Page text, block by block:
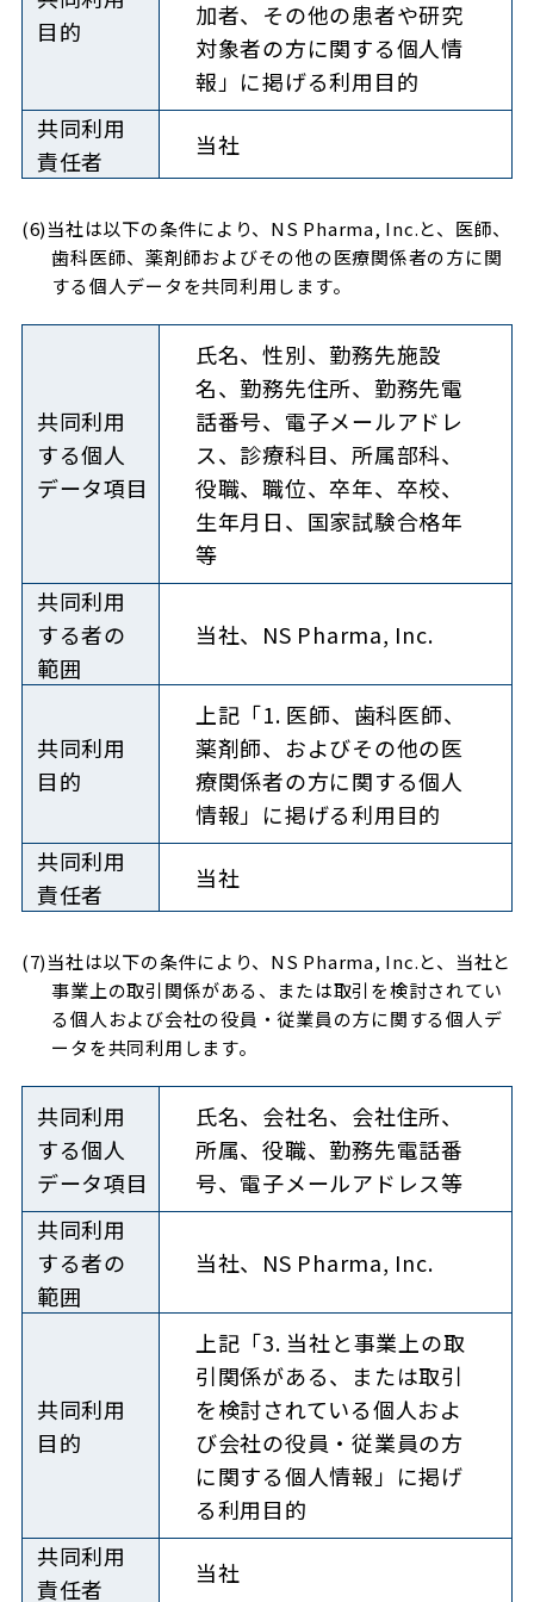
目的
加者、その他の患者や研究
対象者の方に関する個人情
報」に掲げる利用目的
共同利用
責任者
当社
(6)当社は以下の条件により、NS Pharma, Inc.と、医師、
歯科医師、薬剤師およびその他の医療関係者の方に関
する個人データを共同利用します。
共同利用
する個人
データ項目
氏名、性別、勤務先施設
名、勤務先住所、勤務先電
話番号、電子メールアドレ
ス、診療科目、所属部科、
役職、職位、卒年、卒校、
生年月日、国家試験合格年
等
共同利用
する者の
範囲
当社、NS Pharma, Inc.
共同利用
目的
上記「1. 医師、歯科医師、
薬剤師、およびその他の医
療関係者の方に関する個人
情報」に掲げる利用目的
共同利用
責任者
当社
(7)当社は以下の条件により、NS Pharma, Inc.と、当社と
事業上の取引関係がある、または取引を検討されてい
る個人および会社の役員・従業員の方に関する個人デ
ータを共同利用します。
共同利用
する個人
データ項目
氏名、会社名、会社住所、
所属、役職、勤務先電話番
号、電子メールアドレス等
共同利用
する者の
範囲
当社、NS Pharma, Inc.
共同利用
目的
上記「3. 当社と事業上の取
引関係がある、または取引
を検討されている個人およ
び会社の役員・従業員の方
に関する個人情報」に掲げ
る利用目的
共同利用
責任者
当社